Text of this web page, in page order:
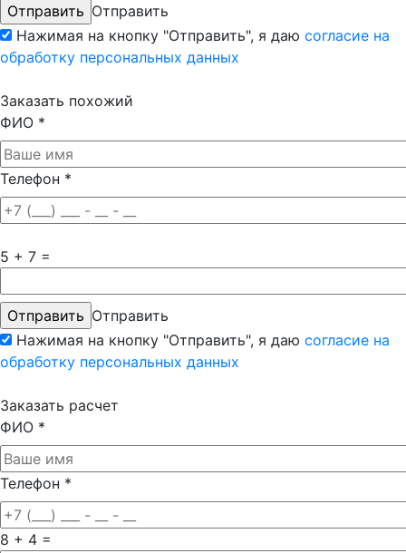
Отправить
Нажимая на кнопку "Отправить", я даю согласие на
обработку персональных данных
Заказать похожий
ФИО *
Телефон *
5 + 7 =
Отправить
Нажимая на кнопку "Отправить", я даю согласие на
обработку персональных данных
Заказать расчет
ФИО *
Телефон *
8 + 4 =